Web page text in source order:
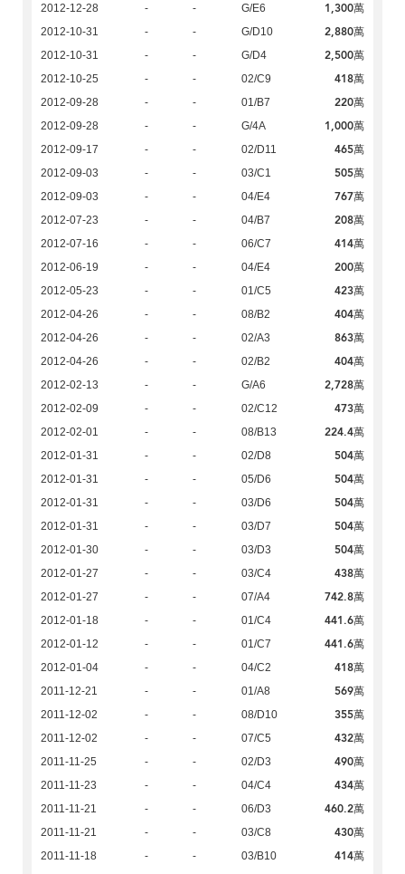
2012-12-28 - - G/E6 1,300萬
2012-10-31 - - G/D10 2,880萬
2012-10-31 - - G/D4 2,500萬
2012-10-25 - - 02/C9 418萬
2012-09-28 - - 01/B7 220萬
2012-09-28 - - G/4A 1,000萬
2012-09-17 - - 02/D11 465萬
2012-09-03 - - 03/C1 505萬
2012-09-03 - - 04/E4 767萬
2012-07-23 - - 04/B7 208萬
2012-07-16 - - 06/C7 414萬
2012-06-19 - - 04/E4 200萬
2012-05-23 - - 01/C5 423萬
2012-04-26 - - 08/B2 404萬
2012-04-26 - - 02/A3 863萬
2012-04-26 - - 02/B2 404萬
2012-02-13 - - G/A6 2,728萬
2012-02-09 - - 02/C12 473萬
2012-02-01 - - 08/B13 224.4萬
2012-01-31 - - 02/D8 504萬
2012-01-31 - - 05/D6 504萬
2012-01-31 - - 03/D6 504萬
2012-01-31 - - 03/D7 504萬
2012-01-30 - - 03/D3 504萬
2012-01-27 - - 03/C4 438萬
2012-01-27 - - 07/A4 742.8萬
2012-01-18 - - 01/C4 441.6萬
2012-01-12 - - 01/C7 441.6萬
2012-01-04 - - 04/C2 418萬
2011-12-21 - - 01/A8 569萬
2011-12-02 - - 08/D10 355萬
2011-12-02 - - 07/C5 432萬
2011-11-25 - - 02/D3 490萬
2011-11-23 - - 04/C4 434萬
2011-11-21 - - 06/D3 460.2萬
2011-11-21 - - 03/C8 430萬
2011-11-18 - - 03/B10 414萬